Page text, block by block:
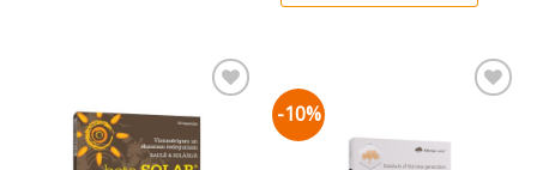
Pievienot vēlmju
sarakstam
-10%